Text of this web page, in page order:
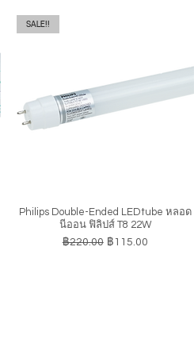
ดูข้อมูลด่วน
SALE!!
Philips Double-Ended LEDtube หลอด
นีออน ฟิลิปส์ T8 22W
ราคาปกติ
฿220.00 ราคาขายลด
฿115.00